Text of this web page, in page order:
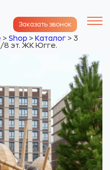
Заказать звонок
> Shop > Каталог > 3
8 эт. ЖК Югге.